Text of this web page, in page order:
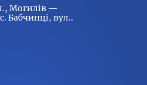
Могилів —
Бабчинці, вул..